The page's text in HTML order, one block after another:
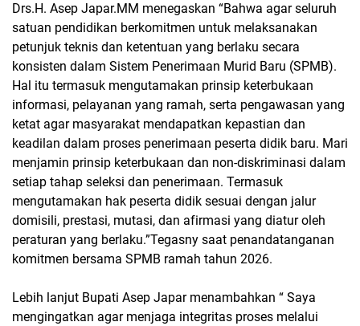
Drs.H. Asep Japar.MM menegaskan “Bahwa agar seluruh
satuan pendidikan berkomitmen untuk melaksanakan
petunjuk teknis dan ketentuan yang berlaku secara
konsisten dalam Sistem Penerimaan Murid Baru (SPMB).
Hal itu termasuk mengutamakan prinsip keterbukaan
informasi, pelayanan yang ramah, serta pengawasan yang
ketat agar masyarakat mendapatkan kepastian dan
keadilan dalam proses penerimaan peserta didik baru. Mari
menjamin prinsip keterbukaan dan non-diskriminasi dalam
setiap tahap seleksi dan penerimaan. Termasuk
mengutamakan hak peserta didik sesuai dengan jalur
domisili, prestasi, mutasi, dan afirmasi yang diatur oleh
peraturan yang berlaku.”Tegasny saat penandatanganan
komitmen bersama SPMB ramah tahun 2026.
Lebih lanjut Bupati Asep Japar menambahkan “ Saya
mengingatkan agar menjaga integritas proses melalui